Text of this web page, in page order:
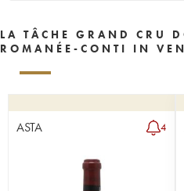
LA TÂCHE GRAND CRU
ROMANÉE-CONTI IN
ASTA 4